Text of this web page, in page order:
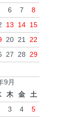
6 7
8
13 14 15
20 21 22
27 28 29
9月
木 金
土
3 4
5